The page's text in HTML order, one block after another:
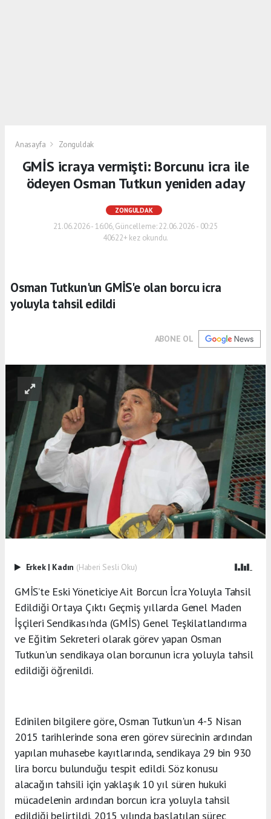
Anasayfa Zonguldak
GMİS icraya vermişti: Borcunu icra ile
ödeyen Osman Tutkun yeniden aday
ZONGULDAK
21.06.2026 - 16:06, Güncelleme: 22.06.2026 - 00:25
40622+ kez okundu.
Osman Tutkun'un GMİS'e olan borcu icra
yoluyla tahsil edildi
ABONE OL
Erkek | Kadın (Haberi Sesli Oku)
GMİS’te Eski Yöneticiye Ait Borcun İcra Yoluyla Tahsil
Edildiği Ortaya Çıktı Geçmiş yıllarda Genel Maden
İşçileri Sendikası'nda (GMİS) Genel Teşkilatlandırma
ve Eğitim Sekreteri olarak görev yapan Osman
Tutkun'un sendikaya olan borcunun icra yoluyla tahsil
edildiği öğrenildi.
Edinilen bilgilere göre, Osman Tutkun'un 4-5 Nisan
2015 tarihlerinde sona eren görev sürecinin ardından
yapılan muhasebe kayıtlarında, sendikaya 29 bin 930
lira borcu bulunduğu tespit edildi. Söz konusu
alacağın tahsili için yaklaşık 10 yıl süren hukuki
mücadelenin ardından borcun icra yoluyla tahsil
edildiği belirtildi. 2015 yılında başlatılan süreç